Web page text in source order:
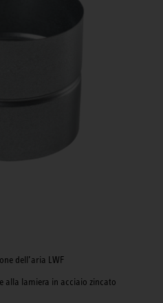
dell’aria LWF
alla lamiera in acciaio zincato